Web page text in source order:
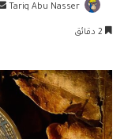
Tariq Abu Nasser